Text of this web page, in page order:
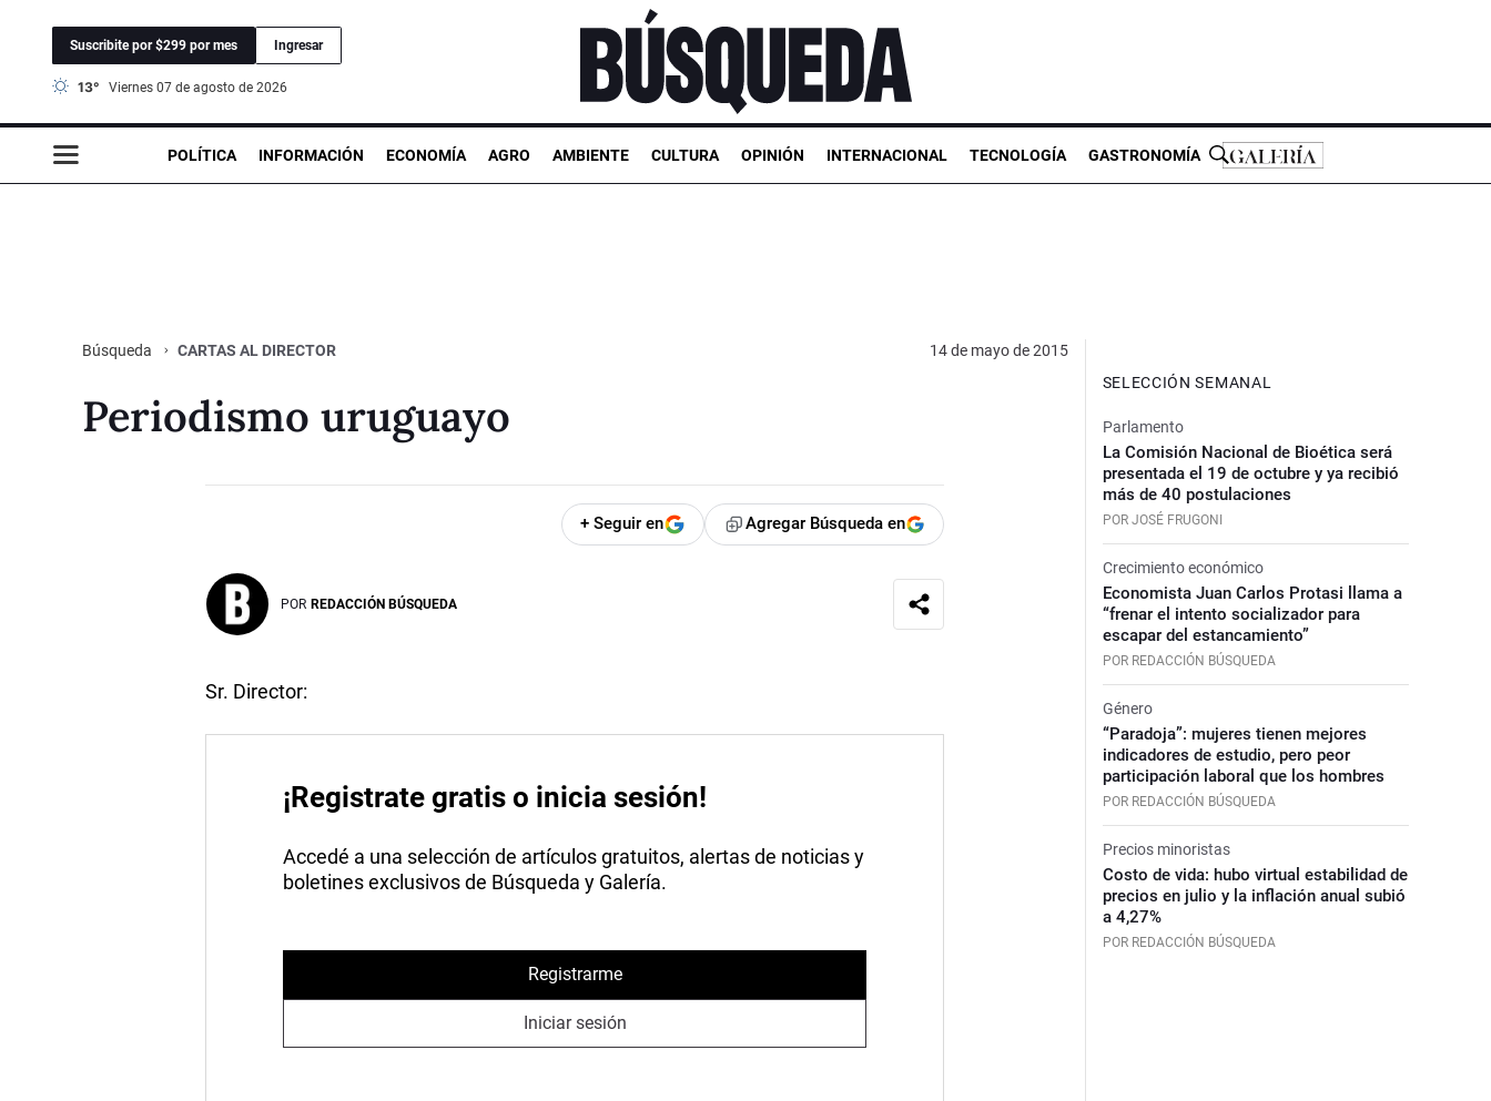
Suscribite por $299 por mes Ingresar
13° viernes 07 de agosto de 2026
POLÍTICA INFORMACIÓN ECONOMÍA AGRO AMBIENTE CULTURA OPINIÓN INTERNACIONAL TECNOLOGÍA GASTRONOMÍA
Búsqueda CARTAS AL DIRECTOR 14 de mayo de 2015
Periodismo uruguayo
+ Seguir en Agregar Búsqueda en
POR REDACCIÓN BÚSQUEDA
Sr. Director:
¡Registrate gratis o inicia sesión!
Accedé a una selección de artículos gratuitos, alertas de noticias y
boletines exclusivos de Búsqueda y Galería.
Registrarme
Iniciar sesión
SELECCIÓN SEMANAL
Parlamento
La Comisión Nacional de Bioética será
presentada el 19 de octubre y ya recibió
más de 40 postulaciones
POR JOSÉ FRUGONI
Crecimiento económico
Economista Juan Carlos Protasi llama a
“frenar el intento socializador para
escapar del estancamiento”
POR REDACCIÓN BÚSQUEDA
Género
“Paradoja”: mujeres tienen mejores
indicadores de estudio, pero peor
participación laboral que los hombres
POR REDACCIÓN BÚSQUEDA
Precios minoristas
Costo de vida: hubo virtual estabilidad de
precios en julio y la inflación anual subió
a 4,27%
POR REDACCIÓN BÚSQUEDA